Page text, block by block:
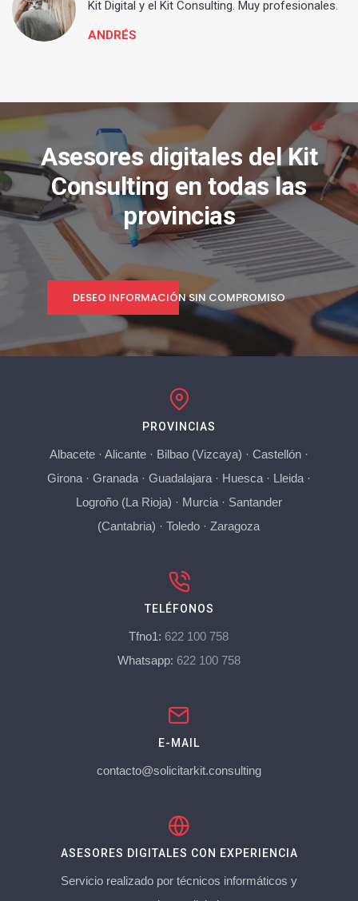
Kit Digital y el Kit Consulting. Muy profesionales.
ANDRÉS
Asesores digitales del Kit
Consulting en todas las
provincias
DESEO INFORMACIÓN SIN COMPROMISO
PROVINCIAS
Albacete· Alicante· Bilbao (Vizcaya) · Castellón·
Girona· Granada· Guadalajara· Huesca· Lleida·
Logroño (La Rioja) · Murcia· Santander
(Cantabria) ·Toledo ·Zaragoza
TELÉFONOS
Tfno1: 622 100 758
Whatsapp: 622 100 758
E-MAIL
contacto@solicitarkit.consulting
ASESORES DIGITALES CON EXPERIENCIA
Servicio realizado por técnicos informáticos y